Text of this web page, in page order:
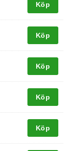
Köp
Köp
Köp
Köp
Köp